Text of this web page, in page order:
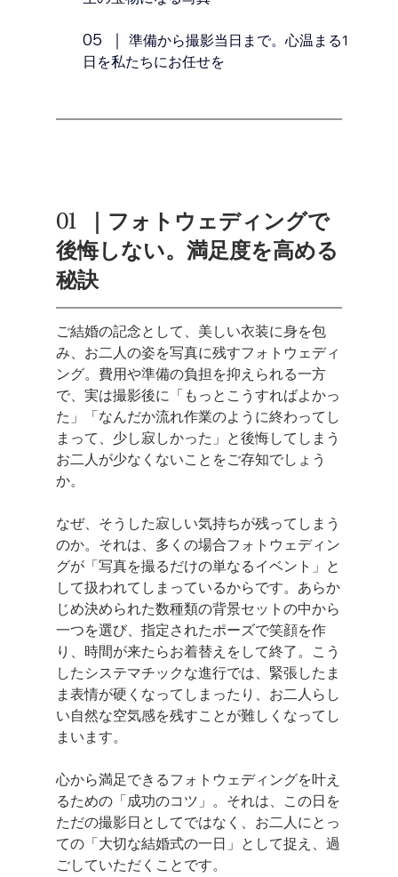
05  ｜ 準備から撮影当日まで。心温まる1
日を私たちにお任せを
01   ｜フォトウェディングで
後悔しない。満足度を高める
秘訣
ご結婚の記念として、美しい衣装に身を包
み、お二人の姿を写真に残すフォトウェディ
ング。費用や準備の負担を抑えられる一方
で、実は撮影後に「もっとこうすればよかっ
た」「なんだか流れ作業のように終わってし
まって、少し寂しかった」と後悔してしまう
お二人が少なくないことをご存知でしょう
か。
なぜ、そうした寂しい気持ちが残ってしまう
のか。それは、多くの場合フォトウェディン
グが「写真を撮るだけの単なるイベント」と
して扱われてしまっているからです。あらか
じめ決められた数種類の背景セットの中から
一つを選び、指定されたポーズで笑顔を作
り、時間が来たらお着替えをして終了。こう
したシステマチックな進行では、緊張したま
ま表情が硬くなってしまったり、お二人らし
い自然な空気感を残すことが難しくなってし
まいます。
心から満足できるフォトウェディングを叶え
るための「成功のコツ」。それは、この日を
ただの撮影日としてではなく、お二人にとっ
ての「大切な結婚式の一日」として捉え、過
ごしていただくことです。